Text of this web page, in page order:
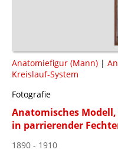
Anatomiefigur (Mann) |
Kreislauf-System
Fotografie
Anatomisches
in parrierender
1890 - 1910